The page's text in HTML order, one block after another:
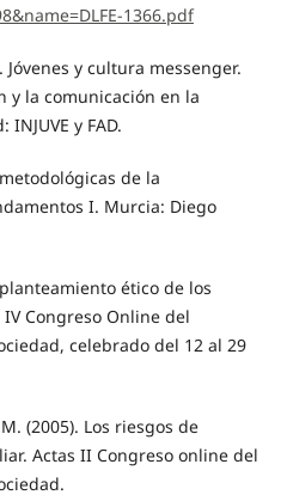
1366.pdf
Jóvenes y cultura messenger.
y la comunicación en la
y FAD.
de la
I. Murcia: Diego
ético de los
Congreso Online del
celebrado del 12 al 29
(2005). Los riesgos de
Actas II Congreso online del